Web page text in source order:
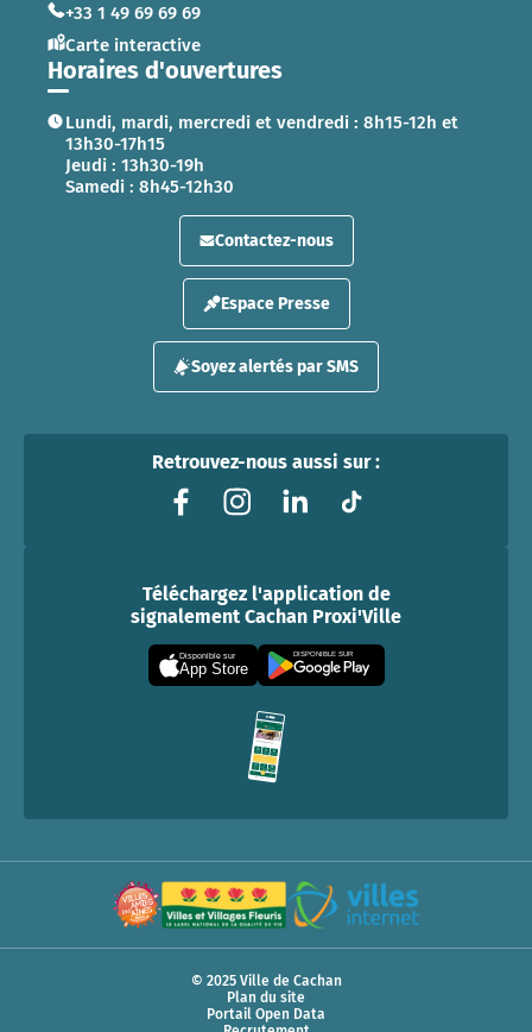
+33 1 49 69 69 69
Carte interactive
Horaires d'ouvertures
Lundi, mardi, mercredi et vendredi : 8h15-12h et
13h30-17h15
Jeudi : 13h30-19h
Samedi : 8h45-12h30
Contactez-nous
Espace Presse
Soyez alertés par SMS
Retrouvez-nous aussi sur :
Téléchargez l'application de
signalement Cachan Proxi'Ville
Disponible sur
App Store
DISPONIBLE SUR
© 2025 Ville de Cachan
Plan du site
Portail Open Data